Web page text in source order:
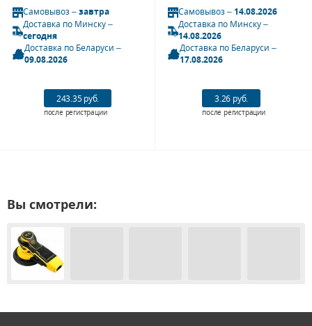
Самовывоз –завтра
Доставка по Минску –
сегодня
Доставка по Беларуси –
09.08.2026
243.35 руб.
после регистрации
Самовывоз –14.08.2026
Доставка по Минску –
14.08.2026
Доставка по Беларуси –
17.08.2026
3.26 руб.
после регистрации
Вы смотрели: